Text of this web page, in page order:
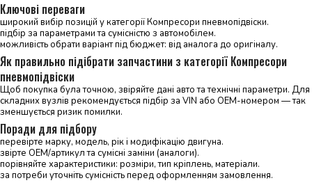
Ключові переваги
широкий вибір позицій у категорії Компресори пневмопідвіски.
підбір за параметрами та сумісністю з автомобілем.
можливість обрати варіант під бюджет: від аналога до оригіналу.
Як правильно підібрати запчастини з категорії Компресори
пневмопідвіски
Щоб покупка була точною, звіряйте дані авто та технічні параметри. Для
складних вузлів рекомендується підбір за VIN або OEM-номером — так
зменшується ризик помилки.
Поради для підбору
перевірте марку, модель, рік і модифікацію двигуна.
звірте OEM/артикул та сумісні заміни (аналоги).
порівняйте характеристики: розміри, тип кріплень, матеріали.
за потреби уточніть сумісність перед оформленням замовлення.